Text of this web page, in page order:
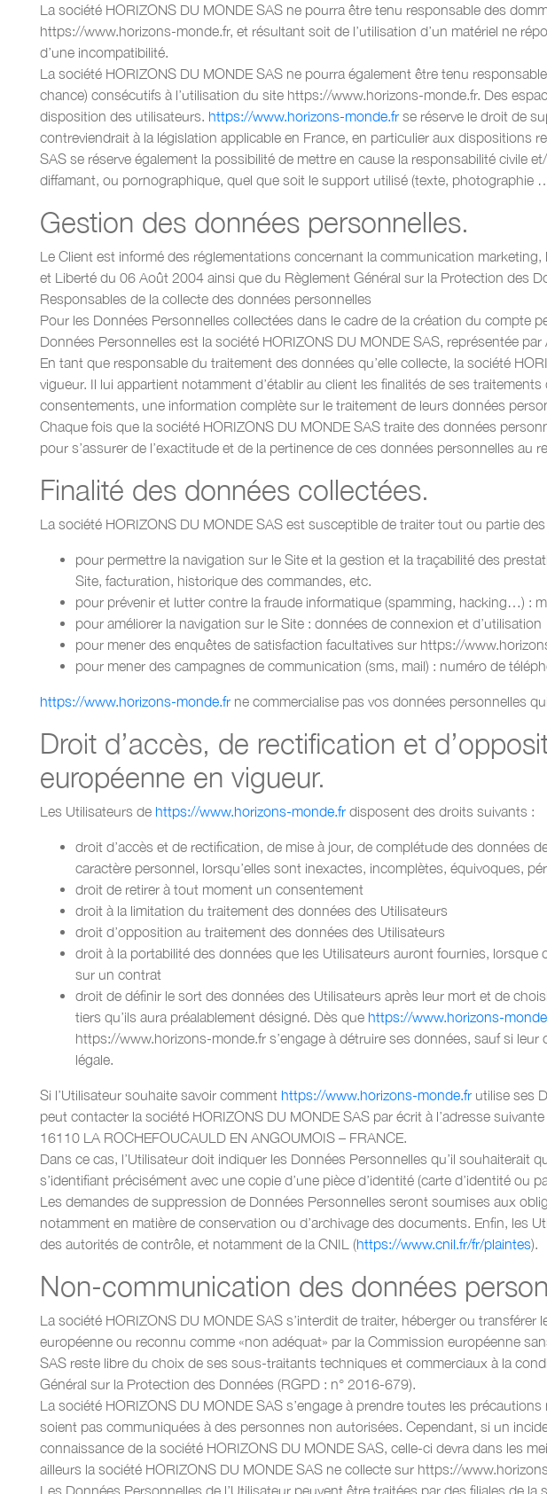
La société HORIZONS DU MONDE SAS ne pourra être tenu responsable des
https://www.horizons-monde.fr, et résultant soit de l’utilisation d’un matériel ne
d’une incompatibilité.
La société HORIZONS DU MONDE SAS ne pourra également être tenu
chance) consécutifs à l’utilisation du site https://www.horizons-monde.fr. Des
disposition des utilisateurs. https://www.horizons-monde.fr se réserve le droit de
contreviendrait à la législation applicable en France, en particulier aux dispositions
SAS se réserve également la possibilité de mettre en cause la responsabilité civile
diffamant, ou pornographique, quel que soit le support utilisé (texte, photographie
Gestion des données personnelles.
Le Client est informé des réglementations concernant la communication
et Liberté du 06 Août 2004 ainsi que du Règlement Général sur la Protection des
Responsables de la collecte des données personnelles
Pour les Données Personnelles collectées dans le cadre de la création du compte
Données Personnelles est la société HORIZONS DU MONDE SAS, représentée
En tant que responsable du traitement des données qu’elle collecte, la société
vigueur. Il lui appartient notamment d’établir au client les finalités de ses
consentements, une information complète sur le traitement de leurs données
Chaque fois que la société HORIZONS DU MONDE SAS traite des données
pour s’assurer de l’exactitude et de la pertinence de ces données personnelles
Finalité des données collectées.
La société HORIZONS DU MONDE SAS est susceptible de traiter tout ou partie
pour permettre la navigation sur le Site et la gestion et la traçabilité des
Site, facturation, historique des commandes, etc.
pour prévenir et lutter contre la fraude informatique (spamming, hacking…) :
pour améliorer la navigation sur le Site : données de connexion et d’utilisation
pour mener des enquêtes de satisfaction facultatives sur https://
pour mener des campagnes de communication (sms, mail) : numéro de
https://www.horizons-monde.fr ne commercialise pas vos données personnelles
Droit d’accès, de rectification et
européenne en vigueur.
Les Utilisateurs de https://www.horizons-monde.fr disposent des droits suivants :
droit d’accès et de rectification, de mise à jour, de complétude des données
caractère personnel, lorsqu’elles sont inexactes, incomplètes, équivoques,
droit de retirer à tout moment un consentement
droit à la limitation du traitement des données des Utilisateurs
droit d’opposition au traitement des données des Utilisateurs
droit à la portabilité des données que les Utilisateurs auront fournies,
sur un contrat
droit de définir le sort des données des Utilisateurs après leur mort et de
tiers qu’ils aura préalablement désigné. Dès que https://www.horizons-
https://www.horizons-monde.fr s’engage à détruire ses données, sauf si
légale.
Si l’Utilisateur souhaite savoir comment https://www.horizons-monde.fr utilise ses
peut contacter la société HORIZONS DU MONDE SAS par écrit à l’adresse
16110 LA ROCHEFOUCAULD EN ANGOUMOIS – FRANCE.
Dans ce cas, l’Utilisateur doit indiquer les Données Personnelles qu’il
s’identifiant précisément avec une copie d’une pièce d’identité (carte d’identité ou
Les demandes de suppression de Données Personnelles seront soumises aux
notamment en matière de conservation ou d’archivage des documents. Enfin, les
des autorités de contrôle, et notamment de la CNIL (https://www.cnil.fr/fr/plaintes).
Non-communication des données
La société HORIZONS DU MONDE SAS s’interdit de traiter, héberger ou
européenne ou reconnu comme «non adéquat» par la Commission européenne
SAS reste libre du choix de ses sous-traitants techniques et commerciaux à la
Général sur la Protection des Données (RGPD : n° 2016-679).
La société HORIZONS DU MONDE SAS s’engage à prendre toutes les
soient pas communiquées à des personnes non autorisées. Cependant, si un
connaissance de la société HORIZONS DU MONDE SAS, celle-ci devra dans les
ailleurs la société HORIZONS DU MONDE SAS ne collecte sur https://
Les Données Personnelles de l’Utilisateur peuvent être traitées par des filiales de